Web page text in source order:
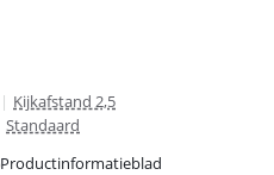
| Kijkafstand 2,5
Standaard
Productinformatieblad